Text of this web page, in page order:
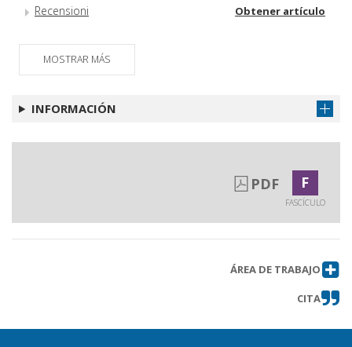
Recensioni Obtener artículo
MOSTRAR MÁS
INFORMACIÓN
PDF F
FASCÍCULO
ÁREA DE TRABAJO
CITA